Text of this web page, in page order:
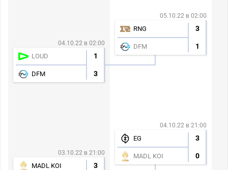
04.10.22 в 02:00
LOUD 1
DFM 3
03.10.22 в 21:00
MADL KOI 3
05.10.22 в 02:00
RNG 3
DFM 1
04.10.22 в 21:00
EG 3
MADL KOI 0